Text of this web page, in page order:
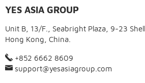
YES ASIA GROUP
Unit B, 13/F., Seabright Plaza, 9-23
Hong Kong, China.
+852 6662 8609
support@yesasiagroup.com